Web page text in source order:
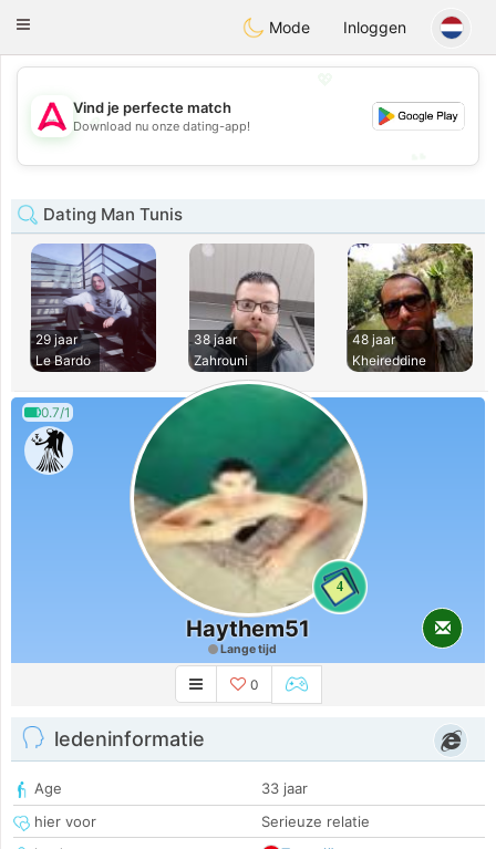
Tantôt
Toggle
Mode Inloggen
💖
💕
Vind je perfecte match
Download nu onze dating-app!
Dating Man Tunis
29 jaar
Le Bardo
38 jaar
Zahrouni
48 jaar
Kheireddine
0.7/1
4
Haythem51
Lange tijd
0
ledeninformatie
Age
33 jaar
hier voor
Serieuze relatie